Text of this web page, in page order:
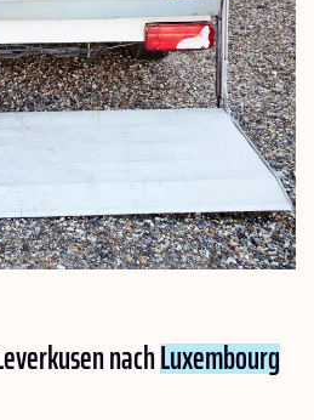
nachLuxembourg